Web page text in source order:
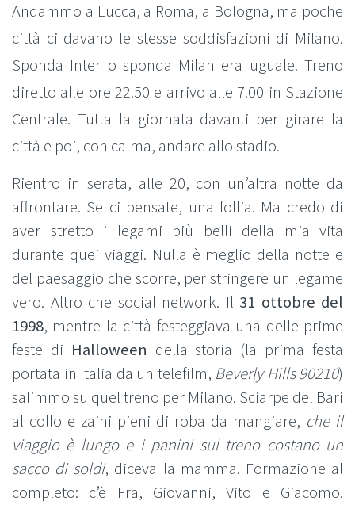
Andammo a Lucca, a Roma, a Bologna, ma poche
città ci davano le stesse soddisfazioni di Milano.
Sponda Inter o sponda Milan era uguale. Treno
diretto alle ore 22.50 e arrivo alle 7.00 in Stazione
Centrale. Tutta la giornata davanti per girare la
città e poi, con calma, andare allo stadio.
Rientro in serata, alle 20, con un’altra notte da
affrontare. Se ci pensate, una follia. Ma credo di
aver stretto i legami più belli della mia vita
durante quei viaggi. Nulla è meglio della notte e
del paesaggio che scorre, per stringere un legame
vero. Altro che social network. Il 31 ottobre del
1998, mentre la città festeggiava una delle prime
feste di Halloween della storia (la prima festa
portata in Italia da un telefilm, Beverly Hills 90210)
salimmo su quel treno per Milano. Sciarpe del Bari
al collo e zaini pieni di roba da mangiare, che il
viaggio è lungo e i panini sul treno costano un
sacco di soldi, diceva la mamma. Formazione al
completo: c’è Fra, Giovanni, Vito e Giacomo.